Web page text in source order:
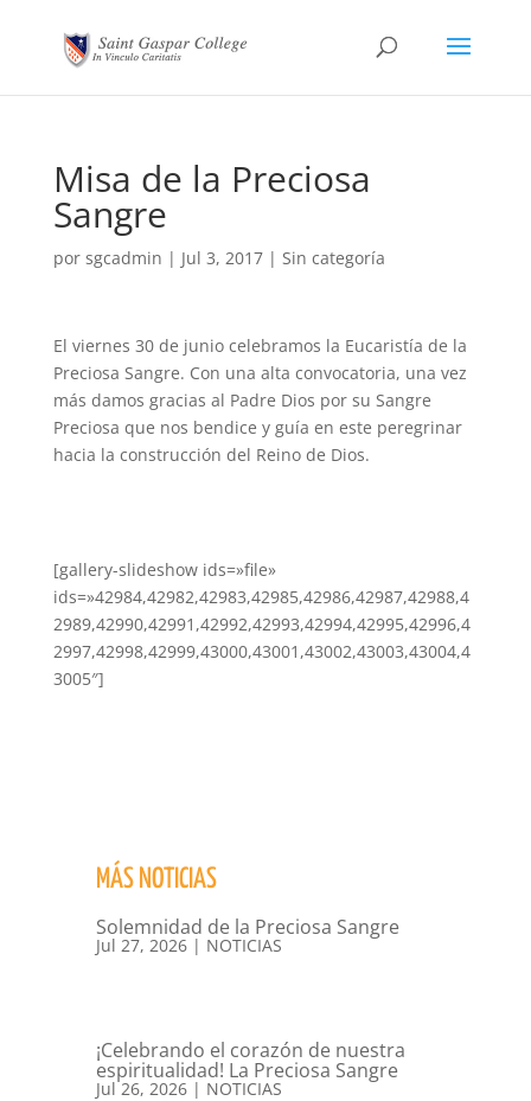
Misa de la Preciosa
Sangre
por sgcadmin | Jul 3, 2017| Sin categoría
El viernes 30 de junio celebramos la Eucaristía de la
Preciosa Sangre. Con una alta convocatoria, una vez
más damos gracias al Padre Dios por su Sangre
Preciosa que nos bendice y guía en este peregrinar
hacia la construcción del Reino de Dios.
[gallery-slideshow ids=»file»
ids=»42984,42982,42983,42985,42986,42987,42988,4
2989,42990,42991,42992,42993,42994,42995,42996,4
2997,42998,42999,43000,43001,43002,43003,43004,4
3005″]
MÁS NOTICIAS
Solemnidad de la Preciosa Sangre
Jul 27, 2026| NOTICIAS
¡Celebrando el corazón de nuestra
espiritualidad! La Preciosa Sangre
Jul 26, 2026| NOTICIAS